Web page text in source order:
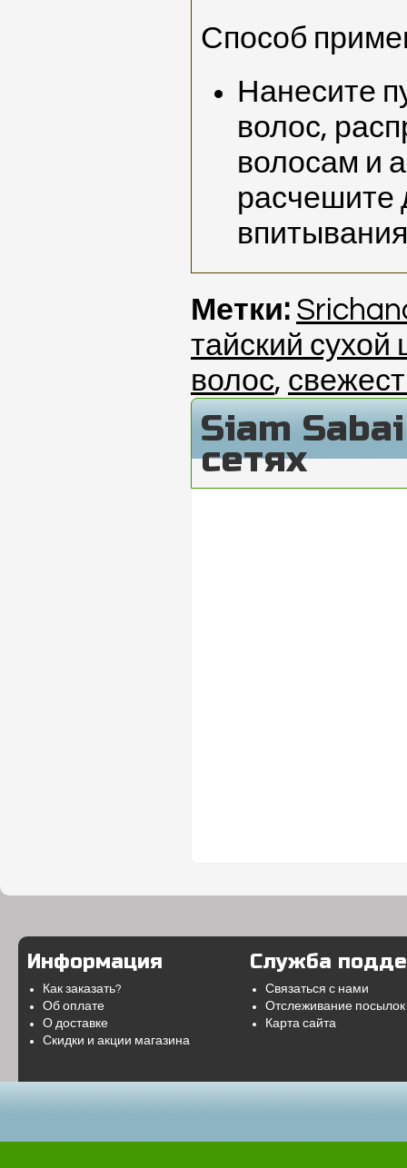
Способ
Нанесите
волос,
волосам и
расчешите
Метки:
тайский
волос,
Siam
сетях
Информация
Как заказать?
Об оплате
О доставке
Скидки и акции магазина
Служба
Связаться с нами
Отслеживание посылок
Карта сайта